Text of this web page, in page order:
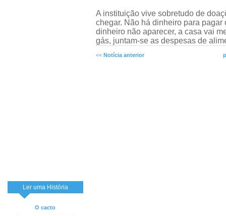
Ler uma História
O cacto
A instituição vive sobretudo de
chegar. Não há dinheiro para
dinheiro não aparecer, a casa vai
gás, juntam-se as despesas de
<< Notícia anterior